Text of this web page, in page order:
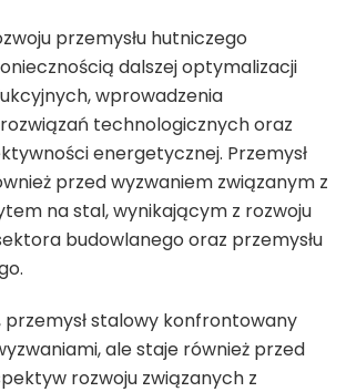
przemysłu hutniczego
dalszej optymalizacji
wprowadzenia
technologicznych oraz
energetycznej. Przemysł
przed wyzwaniem związanym z
na stal, wynikającym z rozwoju
budowlanego oraz przemysłu
przemysł stalowy konfrontowany
ale staje również przed
rozwoju związanych z